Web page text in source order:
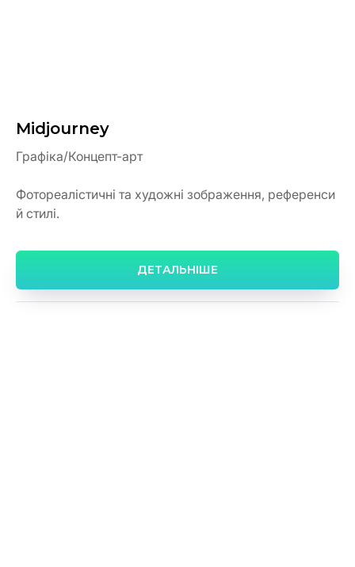
Midjourney
Графіка/Концепт-арт
Фотореалістичні та художні зображення, референси
й стилі.
ДЕТАЛЬНІШЕ